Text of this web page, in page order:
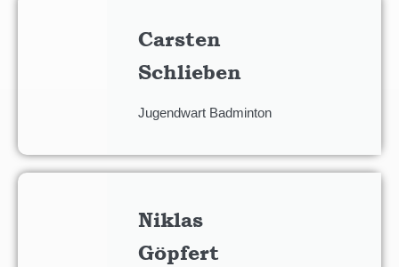
Carsten
Schlieben
Jugendwart Badminton
Niklas
Göpfert